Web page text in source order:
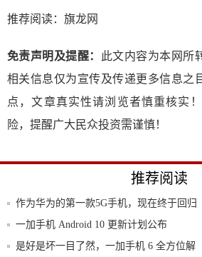
推荐阅读： 旗龙网
免责声明及提醒：
此文内容为本网所
相关信息仅为宣传及传递更多信息之
点，文章真实性请浏览者慎重核实
险，提醒广大民众投资需谨慎！
推荐阅读
作为华为的第一款5G手机，现在终于回归
“良心
一加手机 Android 10 更新计划公布
是好是坏一目了然，一加手机 6 全方位解